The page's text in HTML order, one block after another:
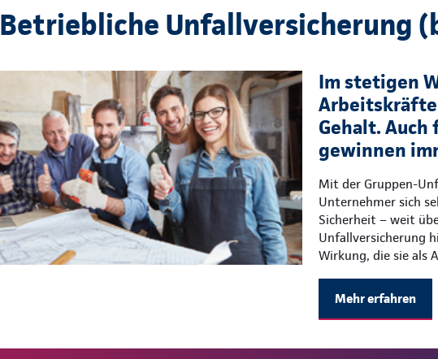
Betriebliche Unfallversicherung
Im stetigen
Gehalt.
gewinnen
Mit der Gruppen-
Unternehmer sich
Sicherheit – weit
Unfallversicherung
Wirkung, die sie als
Mehr erfahren